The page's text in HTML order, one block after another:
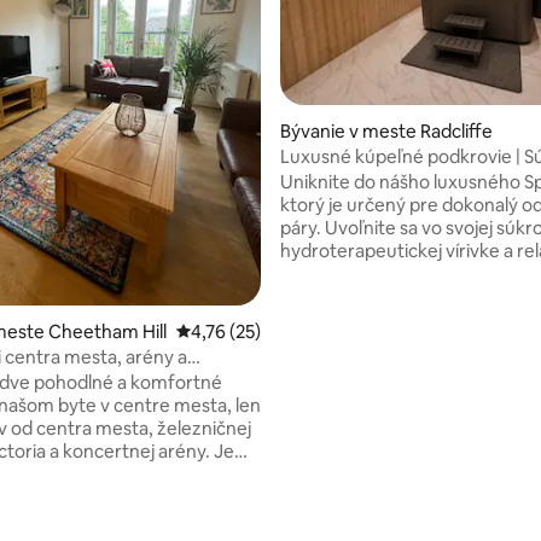
Cheetham Hill Priemerné ohodnotenie 4,76 z 5, počet
4,76 (25)
centra mesta, arény a
parkoviska
pohodlné a komfortné
byte v centre mesta, len
od centra mesta, železničnej
a koncertnej arény. Je
Bývanie v meste Radcliffe
Luxusné kúpeľné podkrovie |
vnútorná vírivka a sauna
Uniknite do nášho luxusného
ktorý je určený pre dokonalý
páry. Uvoľnite sa vo svojej
hydroterapeutickej vírivke a